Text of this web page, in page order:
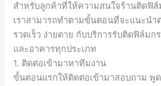
สำหรับลูกค้าที่ให้ความสนใจร้านติดฟิ
เราสามารถทำตามขั้นตอนที่จะแนะนำ
รวดเร็ว ง่ายดาย กับบริการรับติดฟิล์มก
และอาคารทุกประเภท
1. ติดต่อเข้ามาหาทีมงาน
ขั้นตอนแรกให้ติดต่อเข้ามาสอบถาม พู